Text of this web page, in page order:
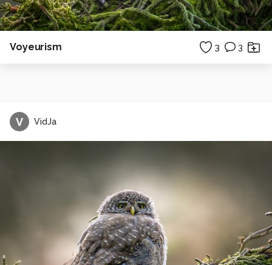
Voyeurism 3 3
V VidJa